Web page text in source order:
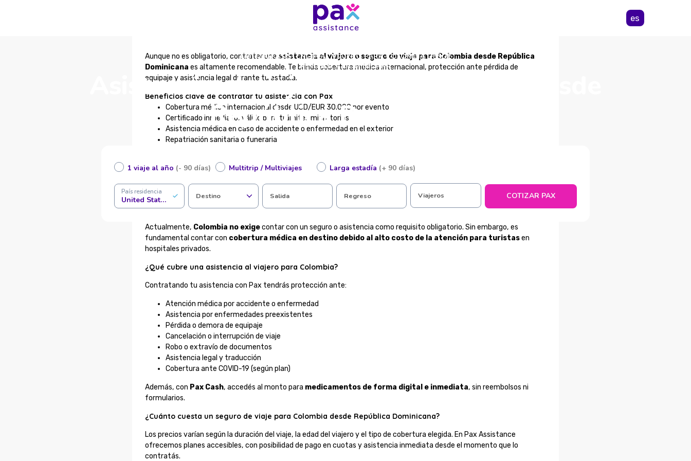
es
COTIZAR ASISTENCIA AL VIAJERO PARA COLOMBIA DESDE
REPÚBLICA DOMINICANA
Asistencia al viajero para Colombia desde
República Dominicana
1 viaje al año (- 90 días) Multitrip / Multiviajes Larga estadía (+ 90 días)
País residencia
United States of America Destino Salida Regreso Viajeros COTIZAR PAX
Aunque no es obligatorio, contratar una asistencia al viajero o seguro de viaje para Colombia desde República
Dominicana es altamente recomendable. Te brinda cobertura médica internacional, protección ante pérdida de
equipaje y asistencia legal durante tu estadía.
Beneficios clave de contratar tu asistencia con Pax
Cobertura médica internacional desde USD/EUR 30.000 por evento
Certificado inmediato, válido para trámites migratorios
Asistencia médica en caso de accidente o enfermedad en el exterior
Repatriación sanitaria o funeraria
Atención al viajero disponible 24/7 en español
Contratación 100 % online, en pocos pasos
Completá tus datos en el formulario y descubrí el plan ideal para tu viaje al mejor precio.
¿Es obligatorio tener asistencia al viajero para ingresar a Colombia?
Actualmente, Colombia no exigecontar con un seguro o asistencia como requisito obligatorio. Sin embargo, es
fundamental contar con cobertura médica en destino debido al alto costo de la atención para turistasen
hospitales privados.
¿Qué cubre una asistencia al viajero para Colombia?
Contratando tu asistencia con Pax tendrás protección ante:
Atención médica por accidente o enfermedad
Asistencia por enfermedades preexistentes
Pérdida o demora de equipaje
Cancelación o interrupción de viaje
Robo o extravío de documentos
Asistencia legal y traducción
Cobertura ante COVID-19 (según plan)
Además, con Pax Cash, accedés al monto para medicamentos de forma digital e inmediata, sin reembolsos ni
formularios.
¿Cuánto cuesta un seguro de viaje para Colombia desde República Dominicana?
Los precios varían según la duración del viaje, la edad del viajero y el tipo de cobertura elegida. En Pax Assistance
ofrecemos planes accesibles, con posibilidad de pago en cuotas y asistencia inmediata desde el momento que lo
contratás.